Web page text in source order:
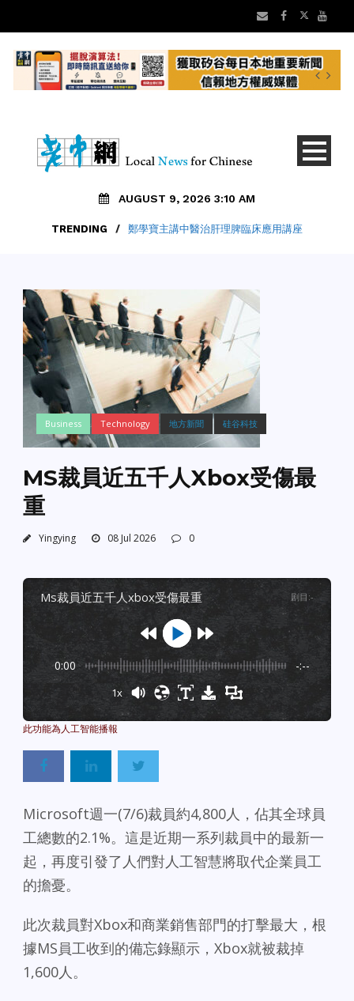
AUGUST 9, 2026 3:10 AM
TRENDING / 鄭學寶主講中醫治肝理脾臨床應用講座
Business Technology 地方新聞 硅谷科技
MS裁員近五千人Xbox受傷最
重
Yingying 08 Jul 2026 0
ms裁員近五千人xbox受傷最重 剧目 :-
0:00 -:--
1x
Microsoft週一(7/6)裁員約4,800人，佔其全球員
工總數的2.1%。這是近期一系列裁員中的最新一
起，再度引發了人們對人工智慧將取代企業員工
的擔憂。
此次裁員對Xbox和商業銷售部門的打擊最大，根
據MS員工收到的備忘錄顯示，Xbox就被裁掉
1,600人。